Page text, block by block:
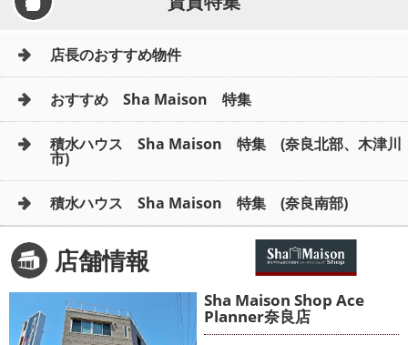
店長のおすすめ物件
おすすめ Sha Maison 特集
積水ハウス Sha Maison 特集 (奈良北部、木津川
市)
積水ハウス Sha Maison 特集 (奈良南部)
店舗情報
Sha Maison Shop Ace
Planner奈良店